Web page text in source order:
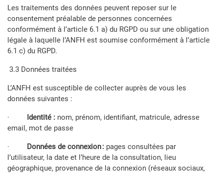
Les traitements des données peuvent reposer sur le
consentement préalable de personnes concernées
conformément à l’article 6.1 a) du RGPD ou sur une obligation
légale à laquelle l’ANFH est soumise conformément à l’article
6.1 c) du RGPD.
3.3 Données traitées
L’ANFH est susceptible de collecter auprès de vous les
données suivantes :
· Identité : nom, prénom, identifiant, matricule, adresse
email, mot de passe
· Données de connexion : pages consultées par
l’utilisateur, la date et l’heure de la consultation, lieu
géographique, provenance de la connexion (réseaux sociaux,